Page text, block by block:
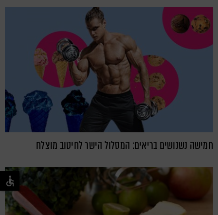
חמישה נשנושים בריאים: המסלול הישר לחיטוב מוצלח